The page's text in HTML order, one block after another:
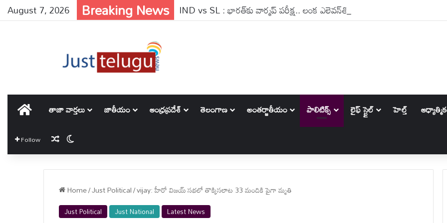
August 7, 2026 Breaking News IND vs SL : భారత్‌కు వార్మప్ పరీక్ష.. లంక ఎలెవన్‌తో సన్నాహక మ్యాచ్
తాజా వార్తలు జాతీయం ఆంధ్రప్రదేశ్ తెలంగాణ అంతర్జాతీయం పాలిటిక్స్‌ లైఫ్ స్టైల్ హెల్త్
Follow Random Article
Home/Just Political/vijay: హీరో విజయ్ సభలో తొక్కిసలాట 33 మందికి పైగా మృతి
Just Political Just National Latest News